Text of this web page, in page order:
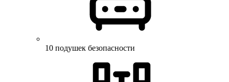
10 подушек безопасности